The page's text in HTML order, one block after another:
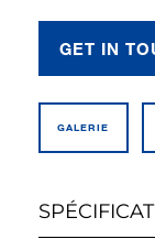
GET IN
GALERIE